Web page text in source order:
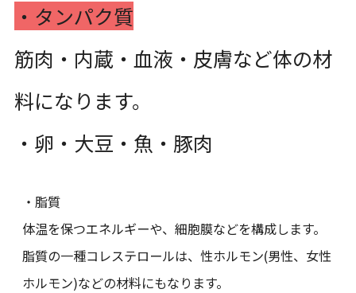
・タンパク質
筋肉・内蔵・血液・皮膚など体の材
料になります。
・卵・大豆・魚・豚肉
・脂質
体温を保つエネルギーや、細胞膜などを構成します。
脂質の一種コレステロールは、性ホルモン(男性、女性
ホルモン)などの材料にもなります。